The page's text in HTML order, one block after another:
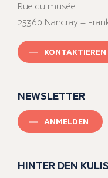
Rue du musée
25360 Nancray –
KONTAKTIEREN
NEWSLETTER
ANMELDEN
HINTER DEN